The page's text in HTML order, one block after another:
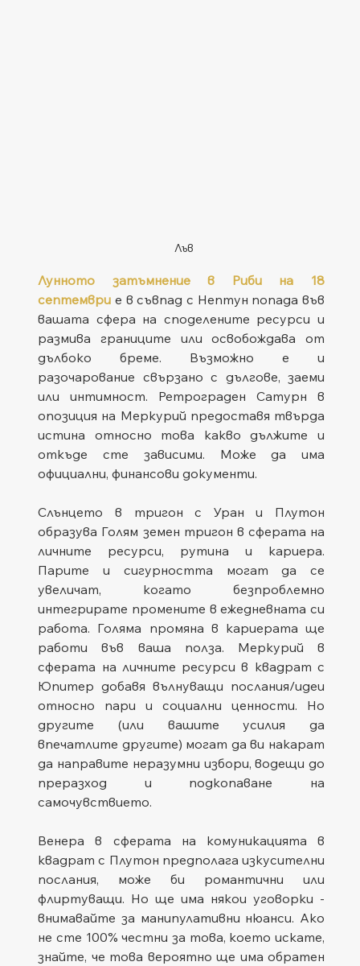
Лъв
Лунното затъмнение в Риби на 18
септември е в съвпад с Нептун попада във
вашата сфера на споделените ресурси и
размива границите или освобождава от
дълбоко бреме. Възможно е и
разочарование свързано с дългове, заеми
или интимност. Ретрограден Сатурн в
опозиция на Меркурий предоставя твърда
истина относно това какво дължите и
откъде сте зависими. Може да има
официални, финансови документи.
Слънцето в тригон с Уран и Плутон
образува Голям земен тригон в сферата на
личните ресурси, рутина и кариера.
Парите и сигурността могат да се
увеличат, когато безпроблемно
интегрирате промените в ежедневната си
работа. Голяма промяна в кариерата ще
работи във ваша полза. Меркурий в
сферата на личните ресурси в квадрат с
Юпитер добавя вълнуващи послания/идеи
относно пари и социални ценности. Но
другите (или вашите усилия да
впечатлите другите) могат да ви накарат
да направите неразумни избори, водещи до
преразход и подкопаване на
самочувствието.
Венера в сферата на комуникацията в
квадрат с Плутон предполага изкусителни
послания, може би романтични или
флиртуващи. Но ще има някои уговорки -
внимавайте за манипулативни нюанси. Ако
не сте 100% честни за това, което искате,
знайте, че това вероятно ще има обратен